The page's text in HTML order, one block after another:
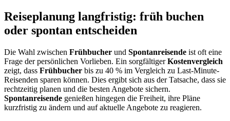
Reiseplanung langfristig: früh buchen
oder spontan entscheiden
Die Wahl zwischen Frühbucher und Spontanreisende ist oft eine
Frage der persönlichen Vorlieben. Ein sorgfältigerKostenvergleich
zeigt, dass Frühbucher bis zu 40 % im Vergleich zu Last-Minute-
Reisenden sparen können. Dies ergibt sich aus der Tatsache, dass sie
rechtzeitig planen und die besten Angebote sichern.
Spontanreisende genießen hingegen die Freiheit, ihre Pläne
kurzfristig zu ändern und auf aktuelle Angebote zu reagieren.